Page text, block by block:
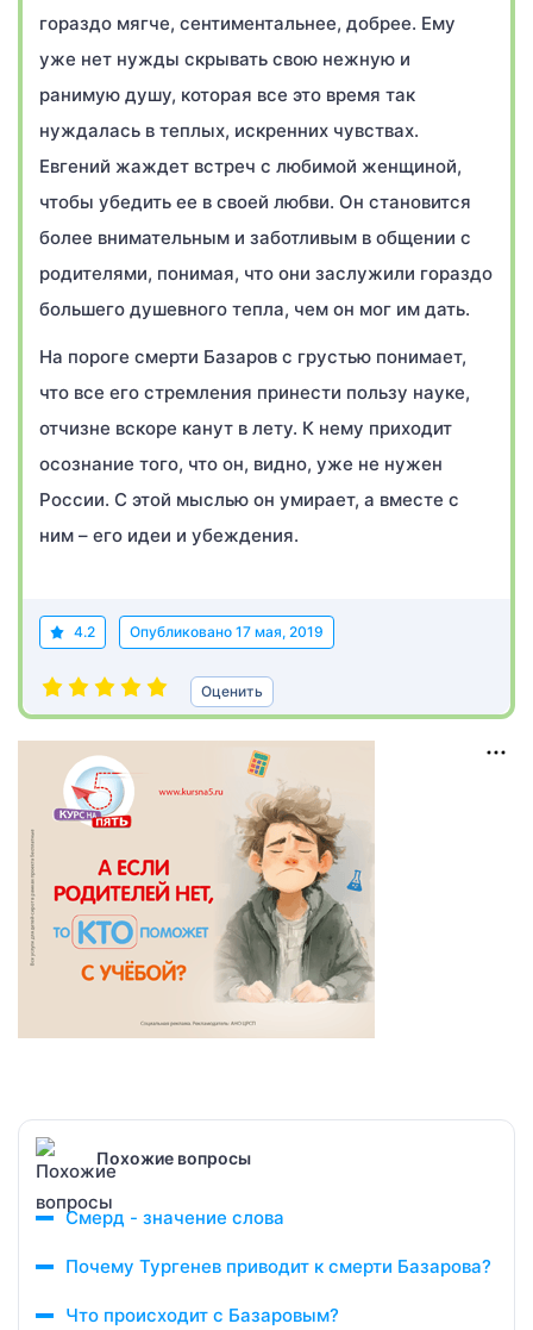
гораздо мягче, сентиментальнее, добрее. Ему
уже нет нужды скрывать свою нежную и
ранимую душу, которая все это время так
нуждалась в теплых, искренних чувствах.
Евгений жаждет встреч с любимой женщиной,
чтобы убедить ее в своей любви. Он становится
более внимательным и заботливым в общении с
родителями, понимая, что они заслужили гораздо
большего душевного тепла, чем он мог им дать.
На пороге смерти Базаров с грустью понимает,
что все его стремления принести пользу науке,
отчизне вскоре канут в лету. К нему приходит
осознание того, что он, видно, уже не нужен
России. С этой мыслью он умирает, а вместе с
ним – его идеи и убеждения.
4.2 Опубликовано 17 мая, 2019
Оценить
Похожие вопросы
Смерд - значение слова
Почему Тургенев приводит к смерти Базарова?
Что происходит с Базаровым?